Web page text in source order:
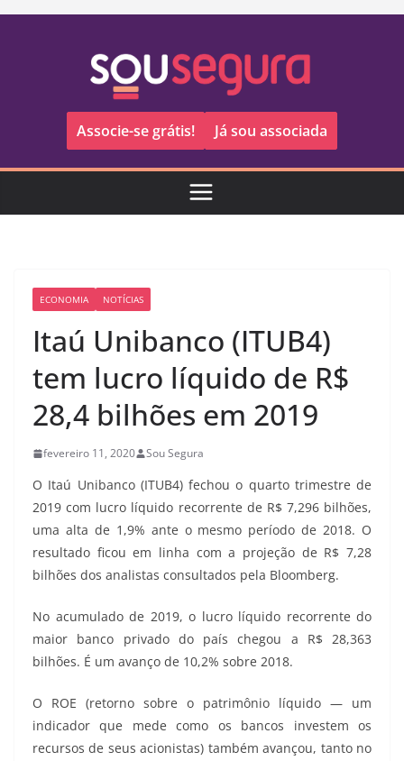
Pular
Associe-se grátis! Já sou associada
ECONOMIA NOTÍCIAS
Itaú Unibanco (ITUB4)
tem lucro líquido de R$
28,4 bilhões em 2019
fevereiro 11, 2020 Sou Segura
O Itaú Unibanco (ITUB4) fechou o quarto trimestre de
2019 com lucro líquido recorrente de R$ 7,296 bilhões,
uma alta de 1,9% ante o mesmo período de 2018. O
resultado ficou em linha com a projeção de R$ 7,28
bilhões dos analistas consultados pela Bloomberg.
No acumulado de 2019, o lucro líquido recorrente do
maior banco privado do país chegou a R$ 28,363
bilhões. É um avanço de 10,2% sobre 2018.
O ROE (retorno sobre o patrimônio líquido — um
indicador que mede como os bancos investem os
recursos de seus acionistas) também avançou, tanto no